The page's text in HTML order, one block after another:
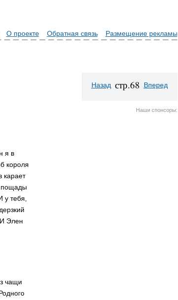
О проекте Обратная связь Размещение рекламы
я в
короля
карает
пощады
у тебя,
И Элен
чащи
Назад стр.68 Вперед
Наши спонсоры: